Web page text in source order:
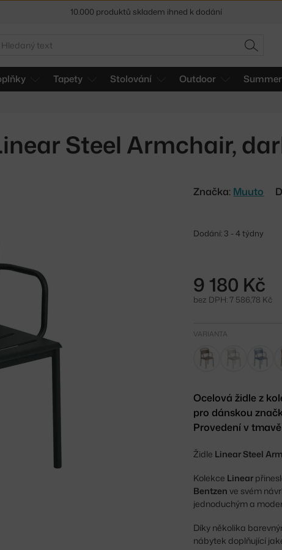
Hledat
HLEDAT
Tapety Stolování Outdoor
Steel Armchair,
Značka: Muuto
Dodání: 3 - 4 týdny
9 180 Kč
bez DPH: 7 586,78 Kč
VARIANTA
Ocelová židle z
pro dánskou
Provedení v
Židle Linear Steel
Kolekce Linear
Bentzen ve svém
jednoduchým a
Díky několika
nábytek doplňující
Sleva 5 % pro odběratelenewsletteru